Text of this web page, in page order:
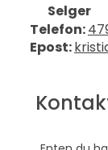
Selger
Telefon:
Epost: